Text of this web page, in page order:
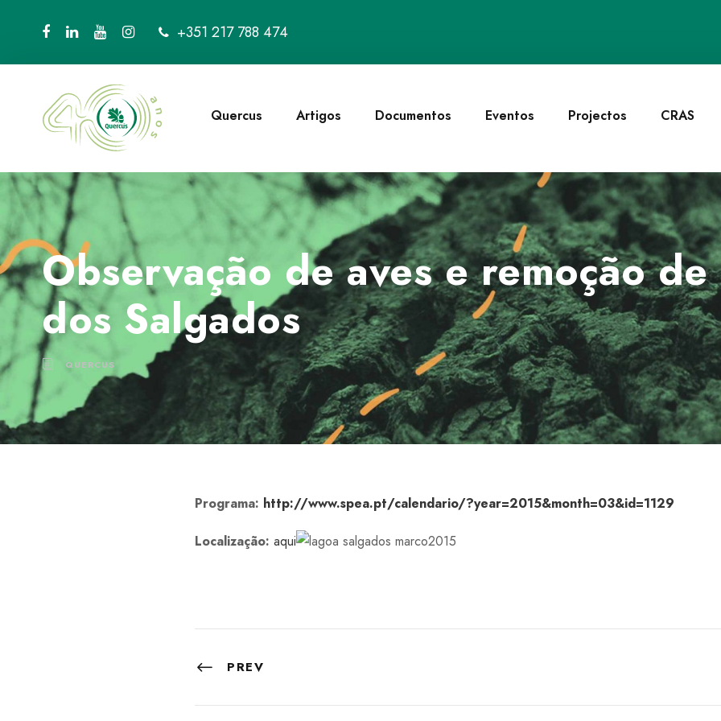
+351 217 788 474
Quercus Artigos Documentos Eventos Projectos CRAS
Observação de aves e remoção
dos Salgados
QUERCUS
Programa: http://www.spea.pt/calendario/?year=2015&month=03&id=1129
Localização: aqui
PREV